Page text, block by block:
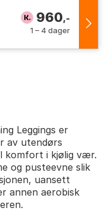
960,-
1 – 4 dager
Leggings er
av utendørs
komfort i kjølig vær.
og pusteevne slik
uansett
annen aerobisk